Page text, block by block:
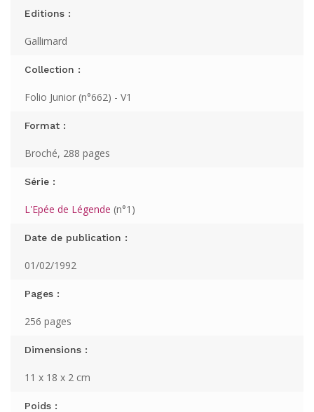
Editions :
Gallimard
Collection :
Folio Junior (n°662) - V1
Format :
Broché, 288 pages
Série :
L'Epée de Légende (n°1)
Date de publication :
01/02/1992
Pages :
256 pages
Dimensions :
11 x 18 x 2 cm
Poids :